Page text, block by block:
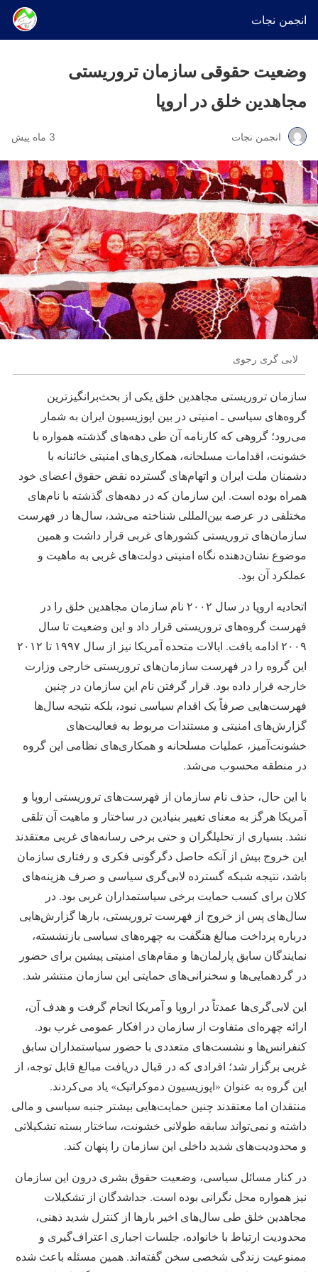
انجمن نجات
وضعیت حقوقی سازمان تروریستی
مجاهدین خلق در اروپا
انجمن نجات 3 ماه پیش
لابی گری رجوی
سازمان تروریستی مجاهدین خلق یکی از بحث‌برانگیزترین
گروه‌های سیاسی ـ امنیتی در بین اپوزیسیون ایران به شمار
می‌رود؛ گروهی که کارنامه آن طی دهه‌های گذشته همواره با
خشونت، اقدامات مسلحانه، همکاری‌های امنیتی خائنانه با
دشمنان ملت ایران و اتهام‌های گسترده نقض حقوق اعضای خود
همراه بوده است. این سازمان که در دهه‌های گذشته با نام‌های
مختلفی در عرصه بین‌المللی شناخته می‌شد، سال‌ها در فهرست
سازمان‌های تروریستی کشورهای غربی قرار داشت و همین
موضوع نشان‌دهنده نگاه امنیتی دولت‌های غربی به ماهیت و
عملکرد آن بود.
اتحادیه اروپا در سال ۲۰۰۲ نام سازمان مجاهدین خلق را در
فهرست گروه‌های تروریستی قرار داد و این وضعیت تا سال
۲۰۰۹ ادامه یافت. ایالات متحده آمریکا نیز از سال ۱۹۹۷ تا ۲۰۱۲
این گروه را در فهرست سازمان‌های تروریستی خارجی وزارت
خارجه قرار داده بود. قرار گرفتن نام این سازمان در چنین
فهرست‌هایی صرفاً یک اقدام سیاسی نبود، بلکه نتیجه سال‌ها
گزارش‌های امنیتی و مستندات مربوط به فعالیت‌های
خشونت‌آمیز، عملیات مسلحانه و همکاری‌های نظامی این گروه
در منطقه محسوب می‌شد.
با این حال، حذف نام سازمان از فهرست‌های تروریستی اروپا و
آمریکا هرگز به معنای تغییر بنیادین در ساختار و ماهیت آن تلقی
نشد. بسیاری از تحلیلگران و حتی برخی رسانه‌های غربی معتقدند
این خروج بیش از آنکه حاصل دگرگونی فکری و رفتاری سازمان
باشد، نتیجه شبکه گسترده لابی‌گری سیاسی و صرف هزینه‌های
کلان برای کسب حمایت برخی سیاستمداران غربی بود. در
سال‌های پس از خروج از فهرست تروریستی، بارها گزارش‌هایی
درباره پرداخت مبالغ هنگفت به چهره‌های سیاسی بازنشسته،
نمایندگان سابق پارلمان‌ها و مقام‌های امنیتی پیشین برای حضور
در گردهمایی‌ها و سخنرانی‌های حمایتی این سازمان منتشر شد.
این لابی‌گری‌ها عمدتاً در اروپا و آمریکا انجام گرفت و هدف آن،
ارائه چهره‌ای متفاوت از سازمان در افکار عمومی غرب بود.
کنفرانس‌ها و نشست‌های متعددی با حضور سیاستمداران سابق
غربی برگزار شد؛ افرادی که در قبال دریافت مبالغ قابل توجه، از
این گروه به عنوان «اپوزیسیون دموکراتیک» یاد می‌کردند.
منتقدان اما معتقدند چنین حمایت‌هایی بیشتر جنبه سیاسی و مالی
داشته و نمی‌تواند سابقه طولانی خشونت، ساختار بسته تشکیلاتی
و محدودیت‌های شدید داخلی این سازمان را پنهان کند.
در کنار مسائل سیاسی، وضعیت حقوق بشری درون این سازمان
نیز همواره محل نگرانی بوده است. جداشدگان از تشکیلات
مجاهدین خلق طی سال‌های اخیر بارها از کنترل شدید ذهنی،
محدودیت ارتباط با خانواده، جلسات اجباری اعتراف‌گیری و
ممنوعیت زندگی شخصی سخن گفته‌اند. همین مسئله باعث شده